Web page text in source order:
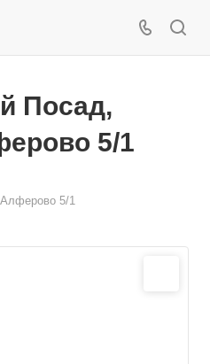
Посад,
5/1
Алферово 5/1